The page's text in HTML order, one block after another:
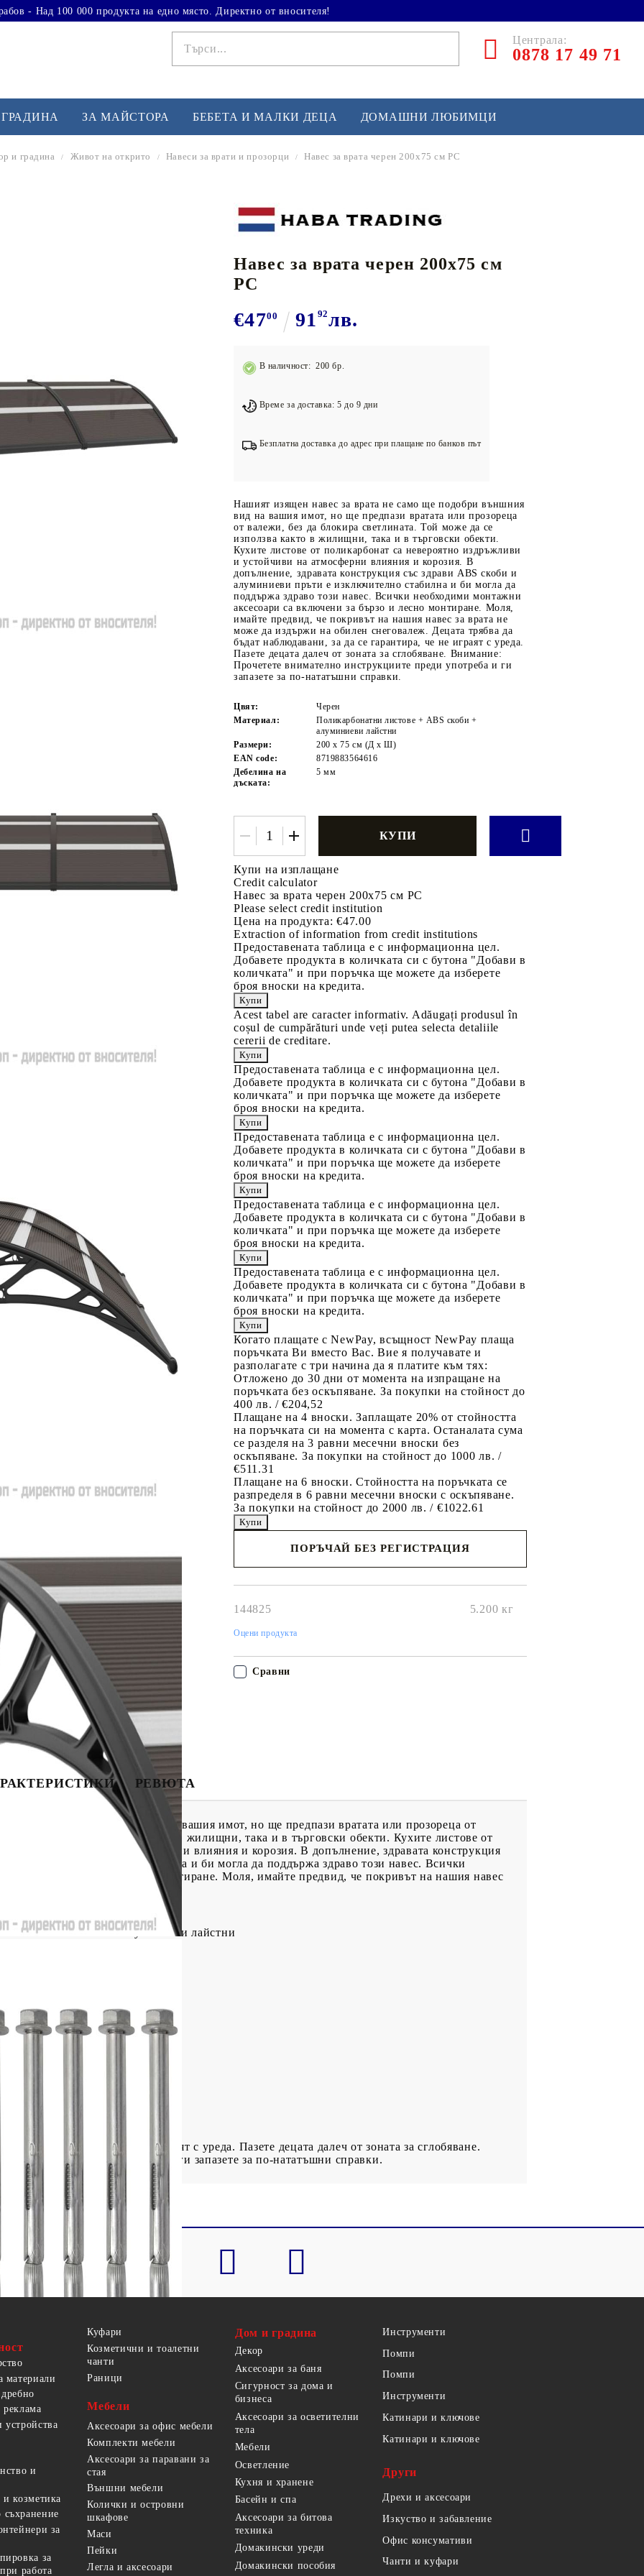
- Над 100 000 продукта на едно място. Директно от вносителя!
Централа:
0878 17 49 71
Йога и пилатес
Баскетбол
Бейзбол и софтбол
Основно спортно оборудване
ЗА МАЙСТОРА БЕБЕТА И МАЛКИ ДЕЦА ДОМАШНИ ЛЮБИМЦИ
и градина Живот на открито Навеси за врати и прозорци Навес за врата черен 200x75 см PC
Навес за врата черен 200x75 см
PC
€4700 91 92лв.
В наличност: 200 бр.
Време за доставка: 5 до 9 дни
Безплатна доставка до адрес при плащане по банков път
Нашият изящен навес за врата не само ще подобри външния
вид на вашия имот, но ще предпази вратата или прозореца
от валежи, без да блокира светлината. Той може да се
използва както в жилищни, така и в търговски обекти.
Кухите листове от поликарбонат са невероятно издръжливи
и устойчиви на атмосферни влияния и корозия. В
допълнение, здравата конструкция със здрави ABS скоби и
алуминиеви пръти е изключително стабилна и би могла да
поддържа здраво този навес. Всички необходими монтажни
аксесоари са включени за бързо и лесно монтиране. Моля,
имайте предвид, че покривът на нашия навес за врата не
може да издържи на обилен снеговалеж. Децата трябва да
бъдат наблюдавани, за да се гарантира, че не играят с уреда.
Пазете децата далеч от зоната за сглобяване. Внимание:
Прочетете внимателно инструкциите преди употреба и ги
запазете за по-нататъшни справки.
Цвят:
Черен
Материал:
Поликарбонатни листове + ABS скоби +
алуминиеви лайстни
Размери:
200 x 75 см (Д х Ш)
EAN code:
8719883564616
Дебелина на
дъската:
5 мм
Купи на изплащане
Credit calculator
Навес за врата черен 200x75 см PC
Please select credit institution
Цена на продукта: €47.00
Extraction of information from credit institutions
Предоставената таблица е с информационна цел.
Добавете продукта в количката си с бутона "Добави в
количката" и при поръчка ще можете да изберете
броя вноски на кредита.
Acest tabel are caracter informativ. Adăugați produsul în
coșul de cumpărături unde veți putea selecta detaliile
cererii de creditare.
Предоставената таблица е с информационна цел.
Добавете продукта в количката си с бутона "Добави в
количката" и при поръчка ще можете да изберете
броя вноски на кредита.
Предоставената таблица е с информационна цел.
Добавете продукта в количката си с бутона "Добави в
количката" и при поръчка ще можете да изберете
броя вноски на кредита.
Предоставената таблица е с информационна цел.
Добавете продукта в количката си с бутона "Добави в
количката" и при поръчка ще можете да изберете
броя вноски на кредита.
Предоставената таблица е с информационна цел.
Добавете продукта в количката си с бутона "Добави в
количката" и при поръчка ще можете да изберете
броя вноски на кредита.
Когато плащате с NewPay, всъщност NewPay плаща
поръчката Ви вместо Вас. Вие я получавате и
разполагате с три начина да я платите към тях:
Отложено до 30 дни от момента на изпращане на
поръчката без оскъпяване. За покупки на стойност до
400 лв. / €204,52
Плащане на 4 вноски. Заплащате 20% от стойността
на поръчката си на момента с карта. Останалата сума
се разделя на 3 равни месечни вноски без
оскъпяване. За покупки на стойност до 1000 лв. /
€511.31
Плащане на 6 вноски. Стойността на поръчката се
разпределя в 6 равни месечни вноски с оскъпяване.
За покупки на стойност до 2000 лв. / €1022.61
ПОРЪЧАЙ БЕЗ РЕГИСТРАЦИЯ
144825 5.200 кг
Оцени продукта
Сравни
РЕВЮТА
ще подобри външния вид на вашия имот, но ще предпази вратата или прозореца от
Той може да се използва както в жилищни, така и в търговски обекти. Кухите листове от
и устойчиви на атмосферни влияния и корозия. В допълнение, здравата конструкция
пръти е изключително стабилна и би могла да поддържа здраво този навес. Всички
включени за бързо и лесно монтиране. Моля, имайте предвид, че покривът на нашия навес
+ ABS скоби + алуминиеви лайстни
за да се гарантира, че не играят с уреда. Пазете децата далеч от зоната за сглобяване.
преди употреба и ги запазете за по-нататъшни справки.
материали
и
козметика
за
за
работа
Куфари
Козметични и тоалетни
чанти
Раници
Мебели
Аксесоари за офис мебели
Комплекти мебели
Аксесоари за паравани за
стая
Външни мебели
Колички и островни
шкафове
Маси
Пейки
Легла и аксесоари
Дом и градина
Декор
Аксесоари за баня
Сигурност за дома и
бизнеса
Аксесоари за осветителни
тела
Мебели
Осветление
Кухня и хранене
Басейн и спа
Аксесоари за битова
техника
Домакински уреди
Домакински пособия
Инструменти
Помпи
Помпи
Инструменти
Катинари и ключове
Катинари и ключове
Други
Дрехи и аксесоари
Изкуство и забавление
Офис консумативи
Чанти и куфари